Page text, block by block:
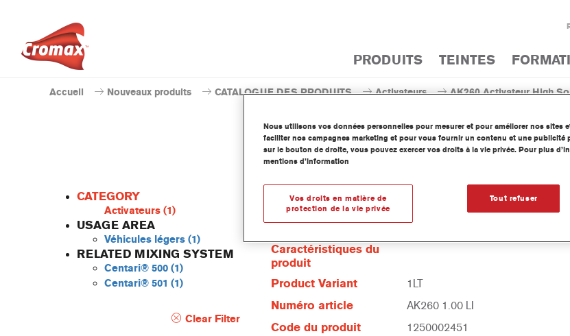
PRODUITS TEINTES
Accueil Nouveaux produits CATALOGUE DES PRODUITS Activateurs AK260 Activateur High
CATEGORY
Activateurs (1)
USAGE AREA
Véhicules légers (1)
RELATED MIXING SYSTEM
Centari® 500 (1)
Centari® 501 (1)
Clear Filter
AK260
Caractéristiques du
produit
Product Variant
1LT
Numéro article AK260 1.00 LI
Code du produit 1250002451
Nous utilisons vos données personnelles pour mesurer et pour améliorer nos sites
faciliter nos campagnes marketing et pour vous fournir un contenu et une publicité
sur le bouton de droite, vous pouvez exercer vos droits à la vie privée. Pour plus
mentions d’information
Tout refuser
Vos droits en matière de
protection de la vie privée